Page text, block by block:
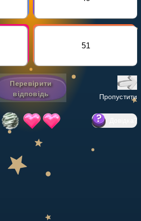
51
Перевірити
відповідь
Пропустити
?